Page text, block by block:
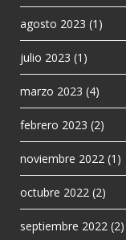
agosto 2023 (1)
julio 2023 (1)
marzo 2023 (4)
febrero 2023 (2)
noviembre 2022 (1)
octubre 2022 (2)
septiembre 2022 (2)